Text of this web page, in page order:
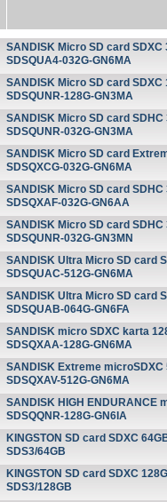
SANDISK Micro SD card
SDSQUA4-032G-GN6MA
SANDISK Micro SD card
SDSQUNR-128G-GN3MA
SANDISK Micro SD card
SDSQUNR-032G-GN3MA
SANDISK Micro SD card
SDSQXCG-032G-GN6MA
SANDISK Micro SD card
SDSQXAF-032G-GN6AA
SANDISK Micro SD card
SDSQUNR-032G-GN3MN
SANDISK Ultra Micro SD card
SDSQUAC-512G-GN6MA
SANDISK Ultra Micro SD card
SDSQUAB-064G-GN6FA
SANDISK micro SDXC karta
SDSQXAA-128G-GN6MA
SANDISK Extreme microSDXC
SDSQXAV-512G-GN6MA
SANDISK HIGH ENDURANCE
SDSQQNR-128G-GN6IA
KINGSTON SD card SDXC
SDS3/64GB
KINGSTON SD card SDXC
SDS3/128GB